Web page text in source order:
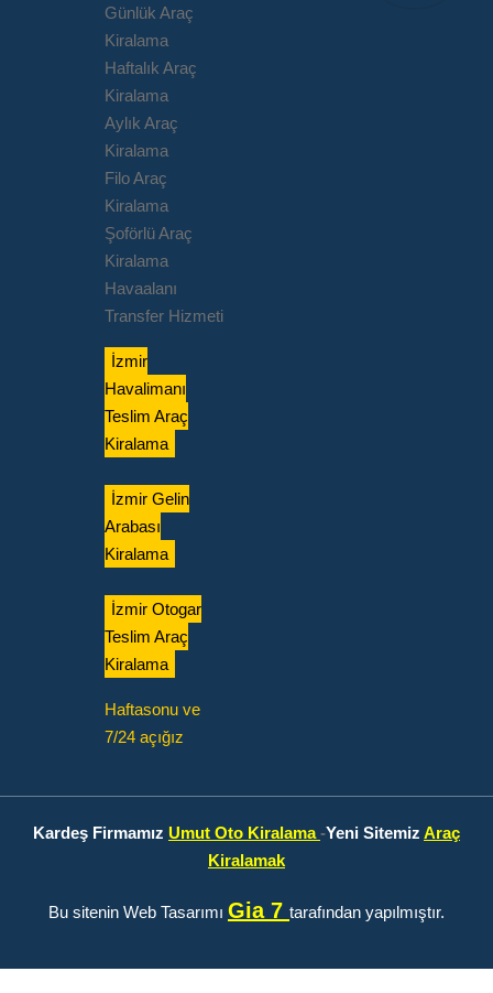
Günlük Araç
Kiralama
Haftalık Araç
Kiralama
Aylık Araç
Kiralama
Filo Araç
Kiralama
Şoförlü Araç
Kiralama
Havaalanı
Transfer Hizmeti
İzmir
Havalimanı
Teslim Araç
Kiralama
İzmir Gelin
Arabası
Kiralama
İzmir Otogar
Teslim Araç
Kiralama
Haftasonu ve
7/24 açığız
Kardeş Firmamız Umut Oto Kiralama-Yeni Sitemiz Araç
Kiralamak
Bu sitenin Web Tasarımı Gia 7 tarafından yapılmıştır.